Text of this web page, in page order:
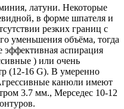
латуни. Некоторые
в форме шпателя и
резких границ с
уменьшения объёма, тогда
аспирация
) или очень
(12-16 G). В умеренно
канюли имеют
3.7 мм., Мерседес 10-12